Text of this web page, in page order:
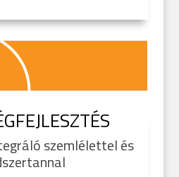
szemlélettel és